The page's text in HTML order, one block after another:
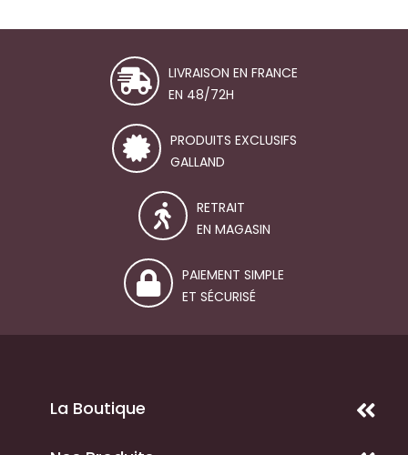
LIVRAISON EN FRANCE
EN 48/72H
PRODUITS EXCLUSIFS
GALLAND
RETRAIT
EN MAGASIN
PAIEMENT SIMPLE
ET SÉCURISÉ
La Boutique